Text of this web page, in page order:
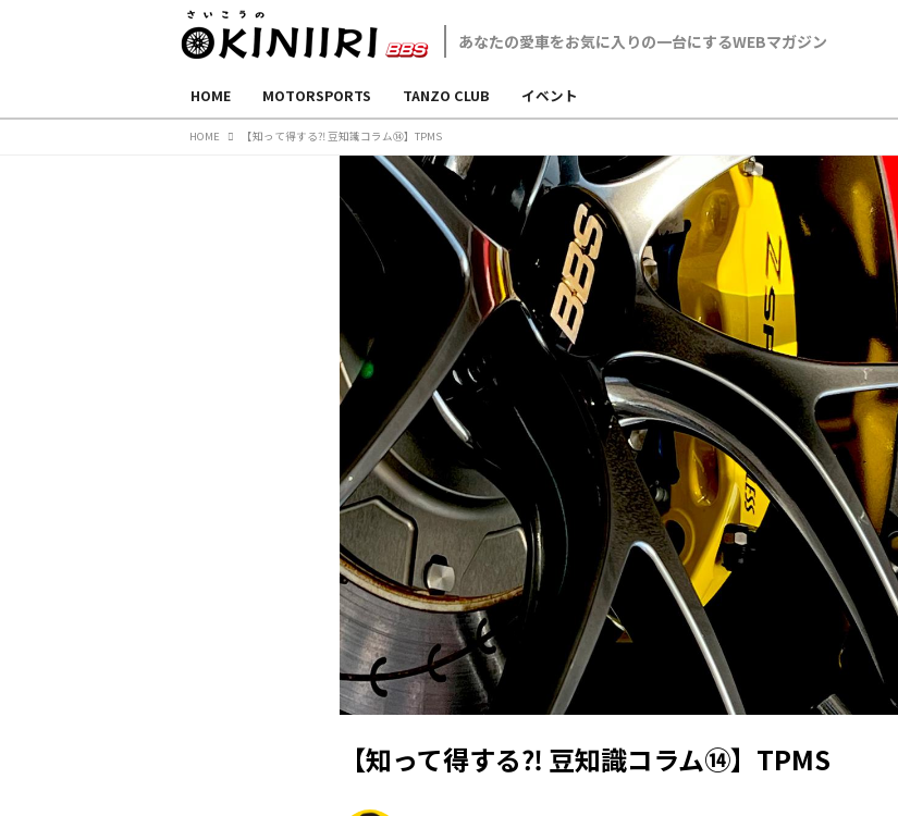
HOME MOTORSPORTS TANZO CLUB イベント
HOME 【知って得する⁈ 豆知識コラム⑭】TPMS
【知って得する⁈ 豆知識コラム⑭】TPMS